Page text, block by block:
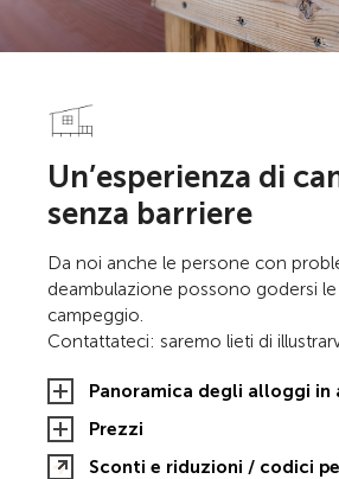
Un’esperienza di
senza barriere
Da noi anche le persone con
deambulazione possono godersi le
campeggio.
Contattateci: saremo lieti di
Panoramica degli alloggi
Prezzi
Sconti e riduzioni / codici